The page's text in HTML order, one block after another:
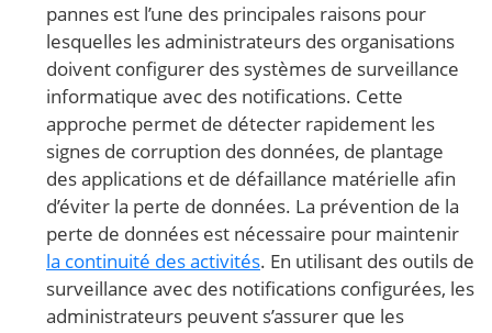
pannes est l’une des principales raisons pour
lesquelles les administrateurs des organisations
doivent configurer des systèmes de surveillance
informatique avec des notifications. Cette
approche permet de détecter rapidement les
signes de corruption des données, de plantage
des applications et de défaillance matérielle afin
d’éviter la perte de données. La prévention de la
perte de données est nécessaire pour maintenir
la continuité des activités. En utilisant des outils de
surveillance avec des notifications configurées, les
administrateurs peuvent s’assurer que les